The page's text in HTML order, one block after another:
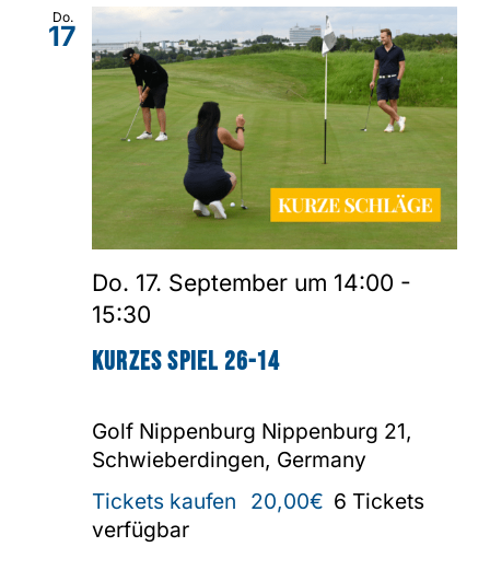
Do.
17
Kurzes Spiel 26-14
Do. 17. September um 14:00 -
15:30
Golf Nippenburg Nippenburg 21,
Schwieberdingen, Germany
Tickets kaufen
20,00€ 6 Tickets
verfügbar